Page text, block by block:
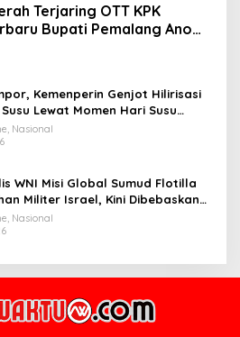
Terjaring OTT KPK
Bupati Pemalang Anom
Kemenperin Genjot Hilirisasi
Lewat Momen Hari Susu
2026
Nasional
WNI Misi Global Sumud Flotilla
Militer Israel, Kini Dibebaskan
ke Istanbul
Nasional